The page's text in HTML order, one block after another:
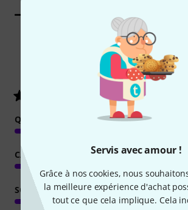
Servis avec amour !
Grâce à nos cookies, nous
la meilleure expérience d'achat
tout ce que cela implique. Cela
Évaluations des
4.7/ 5
QUALITÉ DE FABRICATION
CARACTÉRISTIQUES
SON